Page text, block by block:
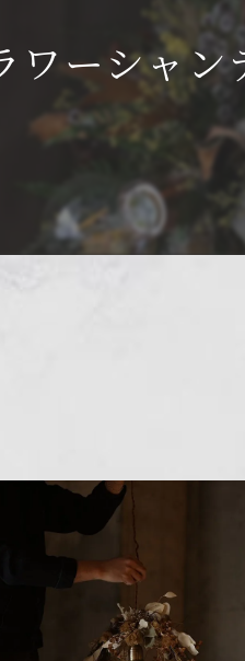
ワーシャン